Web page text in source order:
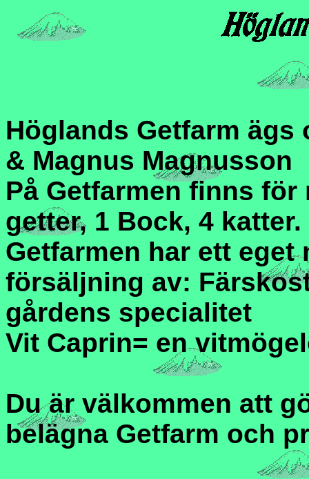
Höglands Getfarm ägs
& Magnus Magnusson
På Getfarmen finns för
getter, 1 Bock, 4 katter.
Getfarmen har ett eget
försäljning av:
gårdens specialitet
Vit Caprin= en
Du är välkommen att
belägna Getfarm och